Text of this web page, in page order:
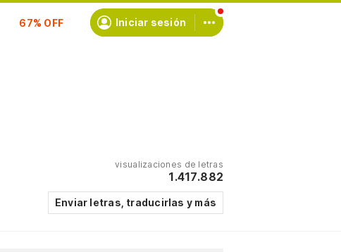
Suscríbete Iniciar sesión
visualizaciones de letras
1.417.882
Enviar letras, traducirlas y más